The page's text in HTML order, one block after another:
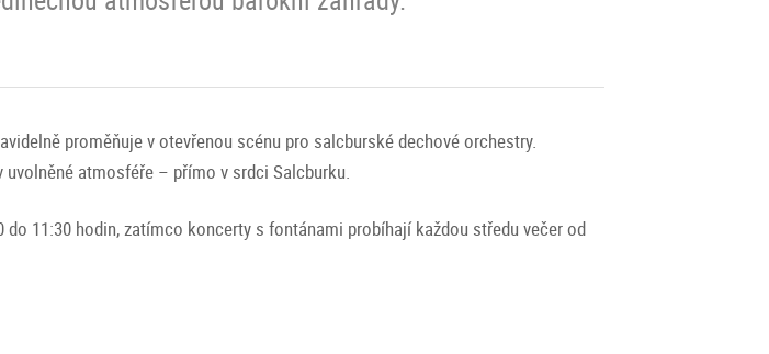
proměňuje v otevřenou scénu pro salcburské dechové orchestry.
atmosféře – přímo v srdci Salcburku.
11:30 hodin, zatímco koncerty s fontánami probíhají každou středu večer od